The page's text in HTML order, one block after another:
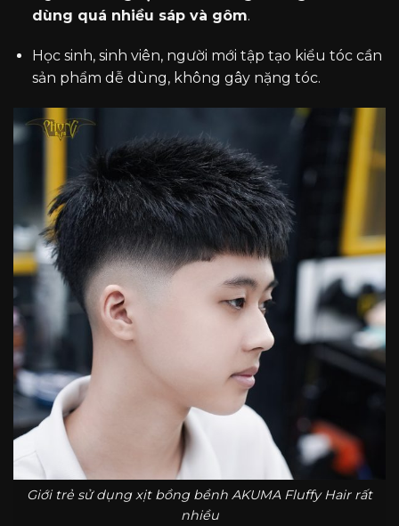
dùng quá nhiều sáp và gôm.
Học sinh, sinh viên, người mới tập tạo kiểu tóc cần
sản phẩm dễ dùng, không gây nặng tóc.
Giới trẻ sử dụng xịt bồng bềnh AKUMA Fluffy Hair rất
nhiều